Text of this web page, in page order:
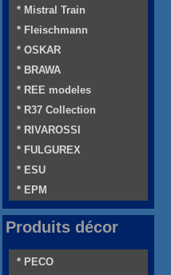
* Mistral Train
* Fleischmann
* OSKAR
* BRAWA
* REE modeles
* R37 Collection
* RIVAROSSI
* FULGUREX
* ESU
* EPM
Produits décor
* PECO